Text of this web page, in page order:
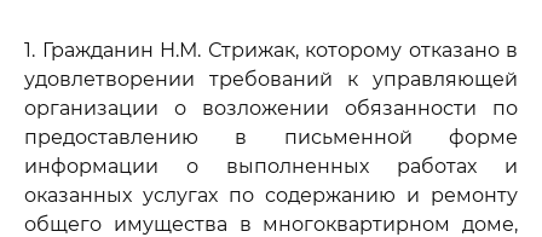
1. Гражданин Н.М. Стрижак, которому отказано в
удовлетворении требований к управляющей
организации о возложении обязанности по
предоставлению в письменной форме
информации о выполненных работах и
оказанных услугах по содержанию и ремонту
общего имущества в многоквартирном доме,